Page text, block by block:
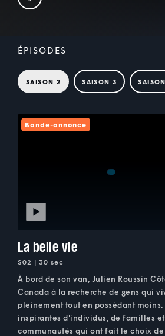
ÉPISODES
SAISON 2 SAISON 3
Bande-annonce
La belle vie
S02 | 30 sec
À bord de son van, Julien Roussin
Canada à la recherche de gens qui
pleinement tout en possédant moins.
inspirantes d'individus, de familles
communautés qui ont fait le choix de